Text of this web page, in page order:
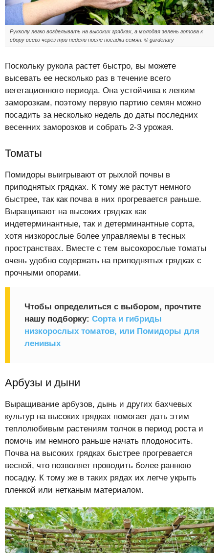
Рукколу легко возделывать на высоких грядках, а молодая зелень готова к
сбору всего через три недели после посадки семян. © gardenary
Поскольку рукола растет быстро, вы можете
высевать ее несколько раз в течение всего
вегетационного периода. Она устойчива к легким
заморозкам, поэтому первую партию семян можно
посадить за несколько недель до даты последних
весенних заморозков и собрать 2-3 урожая.
Томаты
Помидоры выигрывают от рыхлой почвы в
приподнятых грядках. К тому же растут немного
быстрее, так как почва в них прогревается раньше.
Выращивают на высоких грядках как
индетерминантные, так и детерминантные сорта,
хотя низкорослые более управляемы в тесных
пространствах. Вместе с тем высокорослые томаты
очень удобно содержать на приподнятых грядках с
прочными опорами.
Чтобы определиться с выбором, прочтите
нашу подборку: Сорта и гибриды
низкорослых томатов, или Помидоры для
ленивых
Арбузы и дыни
Выращивание арбузов, дынь и других бахчевых
культур на высоких грядках помогает дать этим
теплолюбивым растениям толчок в период роста и
помочь им немного раньше начать плодоносить.
Почва на высоких грядках быстрее прогревается
весной, что позволяет проводить более раннюю
посадку. К тому же в таких рядах их легче укрыть
пленкой или нетканым материалом.